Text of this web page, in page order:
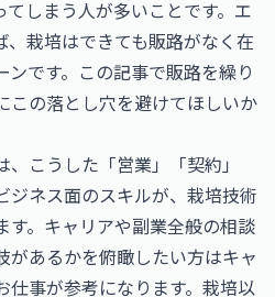
しまう人が多いことです。エ
、栽培はできても販路がなく在
です。この記事で販路を繰り
この落とし穴を避けてほしいか
こうした「営業」「契約」
ジネス面のスキルが、栽培技術
す。キャリアや副業全般の相談
があるかを俯瞰したい方はキャ
仕事が参考になります。栽培以